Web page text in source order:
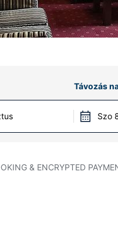
Távozás
Szo
& ENCRYPTED